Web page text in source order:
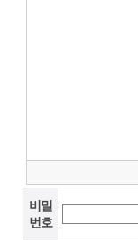
비밀
번호